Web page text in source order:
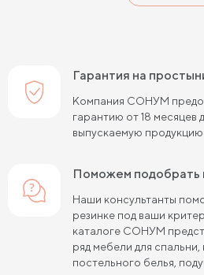
Гарантия на
Компания СОНУМ
гарантию от 18 месяцев
выпускаемую продукцию.
Поможем
Наши консультанты
резинке под ваши
каталоге СОНУМ
ряд мебели для спальни,
постельного белья,